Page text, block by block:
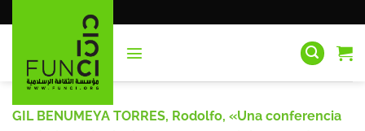
al
GIL BENUMEYA TORRES, Rodolfo, «Una conferencia